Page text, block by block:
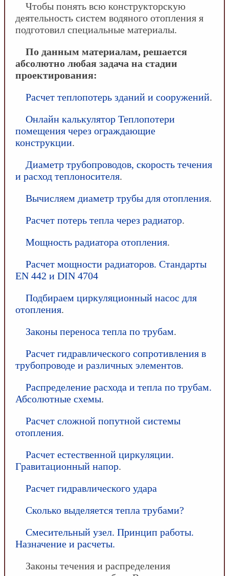
Чтобы понять всю конструкторскую
деятельность систем водяного отопления я
подготовил специальные материалы.
По данным материалам, решается
абсолютно любая задача на стадии
проектирования:
Расчет теплопотерь зданий и сооружений.
Онлайн калькулятор Теплопотери
помещения через ограждающие
конструкции.
Диаметр трубопроводов, скорость течения
и расход теплоносителя.
Вычисляем диаметр трубы для отопления.
Расчет потерь тепла через радиатор.
Мощность радиатора отопления.
Расчет мощности радиаторов. Стандарты
EN 442 и DIN 4704
Подбираем циркуляционный насос для
отопления.
Законы переноса тепла по трубам.
Расчет гидравлического сопротивления в
трубопроводе и различных элементов.
Распределение расхода и тепла по трубам.
Абсолютные схемы.
Расчет сложной попутной системы
отопления.
Расчет естественной циркуляции.
Гравитационный напор.
Расчет гидравлического удара
Сколько выделяется тепла трубами?
Смесительный узел. Принцип работы.
Назначение и расчеты.
Законы течения и распределения